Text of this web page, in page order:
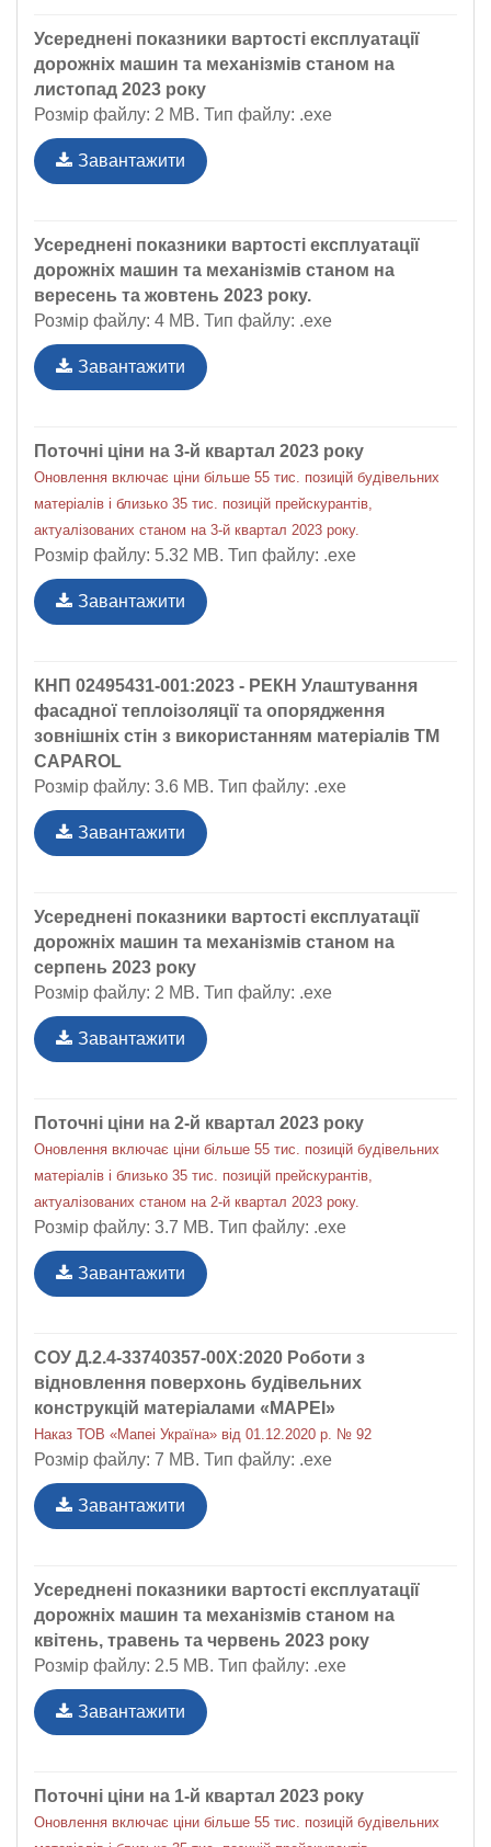
Усереднені показники вартості експлуатації
дорожніх машин та механізмів станом на
листопад 2023 року
Розмір файлу: 2 MB. Тип файлу: .exe
Завантажити
Усереднені показники вартості експлуатації
дорожніх машин та механізмів станом на
вересень та жовтень 2023 року.
Розмір файлу: 4 MB. Тип файлу: .exe
Завантажити
Поточні ціни на 3-й квартал 2023 року
Оновлення включає ціни більше 55 тис. позицій будівельних
матеріалів і близько 35 тис. позицій прейскурантів,
актуалізованих станом на 3-й квартал 2023 року.
Розмір файлу: 5.32 MB. Тип файлу: .exe
Завантажити
КНП 02495431-001:2023 - РЕКН Улаштування
фасадної теплоізоляції та опорядження
зовнішніх стін з використанням матеріалів ТМ
CAPAROL
Розмір файлу: 3.6 MB. Тип файлу: .exe
Завантажити
Усереднені показники вартості експлуатації
дорожніх машин та механізмів станом на
серпень 2023 року
Розмір файлу: 2 MB. Тип файлу: .exe
Завантажити
Поточні ціни на 2-й квартал 2023 року
Оновлення включає ціни більше 55 тис. позицій будівельних
матеріалів і близько 35 тис. позицій прейскурантів,
актуалізованих станом на 2-й квартал 2023 року.
Розмір файлу: 3.7 MB. Тип файлу: .exe
Завантажити
СОУ Д.2.4-33740357-00Х:2020 Роботи з
відновлення поверхонь будівельних
конструкцій матеріалами «MAPEI»
Наказ ТОВ «Мапеі Україна» від 01.12.2020 р. № 92
Розмір файлу: 7 MB. Тип файлу: .exe
Завантажити
Усереднені показники вартості експлуатації
дорожніх машин та механізмів станом на
квітень, травень та червень 2023 року
Розмір файлу: 2.5 MB. Тип файлу: .exe
Завантажити
Поточні ціни на 1-й квартал 2023 року
Оновлення включає ціни більше 55 тис. позицій будівельних